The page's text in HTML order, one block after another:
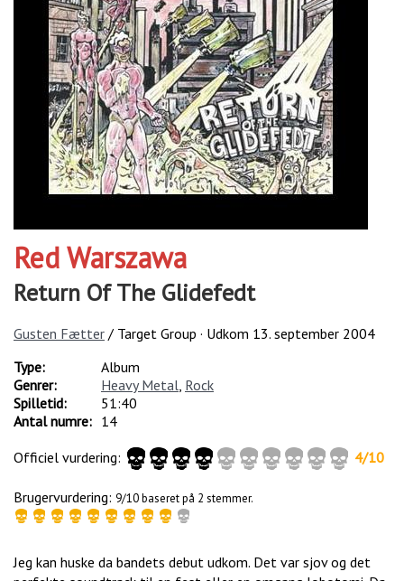
Red Warszawa
Return Of The Glidefedt
Gusten Fætter / Target Group · Udkom 13. september 2004
Type:
Album
Genrer:
Heavy Metal Rock
Spilletid:
51:40
Antal numre: 14
Officiel vurdering:
4/10
Brugervurdering: 9/10 baseret på 2 stemmer.
Jeg kan huske da bandets debut udkom. Det var sjov og det